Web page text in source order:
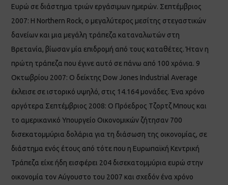
Ευρώ σε διάστημα τριών εργάσιμων ημερών. Σεπτέμβριος
2007: Η Northern Rock, ο μεγαλύτερος μεσίτης στεγαστικών
δανείων και μια μεγάλη τράπεζα καταναλωτών στη
Βρετανία, βίωσαν μία επιδρομή από τους καταθέτες. Ήταν η
πρώτη τράπεζα που έγινε αυτό σε πάνω από 100 χρόνια. 9
Οκτωβρίου 2007: Ο δείκτης Dow Jones Industrial Average
έκλεισε σε ιστορικό υψηλό, στις 14.164 μονάδες. Ένα χρόνο
αργότερα Σεπτέμβριος 2008: Ο Πρόεδρος Τζορτζ Μπους και
το αμερικανικό Υπουργείο Οικονομικών ζήτησαν 700
δισεκατομμύρια δολάρια για τη διάσωση της οικονομίας, σε
διάστημα ενός έτους από τότε που η Ευρωπαϊκή Κεντρική
Τράπεζα είχε ήδη εισφέρει 204 δισεκατομμύρια ευρώ στην
οικονομία τον Αύγουστο του 2007 και σχεδόν ένα χρόνο